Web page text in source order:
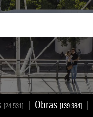
[24 531] Obras [139 384]